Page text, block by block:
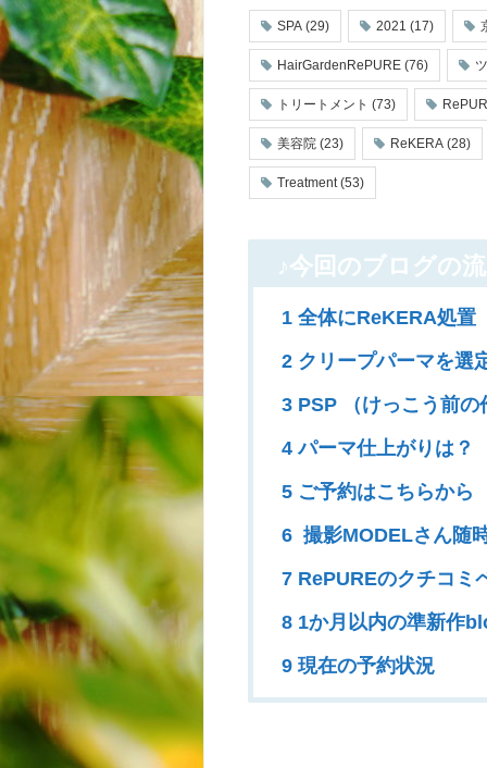
SPA (29) 2021 (17)
HairGardenRePURE (76)
トリートメント (73)
美容院 (23) ReKERA (28)
Treatment (53)
♪今回のブログの
1 全体にReKERA処置
2 クリープパーマを選
3 PSP （けっこう前の
4 パーマ仕上がりは？
5 ご予約はこちらから
6 撮影MODELさん随
7 RePUREのクチコミ
8 1か月以内の準新作
9 現在の予約状況